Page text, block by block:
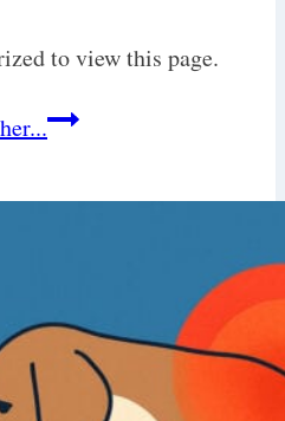
to view this page.
Hyperthyroidisme